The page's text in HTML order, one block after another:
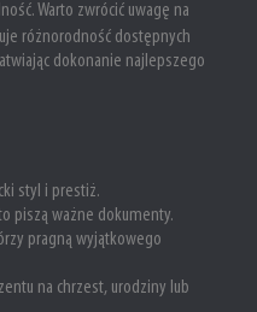
Warto zwrócić uwagę na
różnorodność dostępnych
dokonanie najlepszego
styl i prestiż.
piszą ważne dokumenty.
pragną wyjątkowego
na chrzest, urodziny lub